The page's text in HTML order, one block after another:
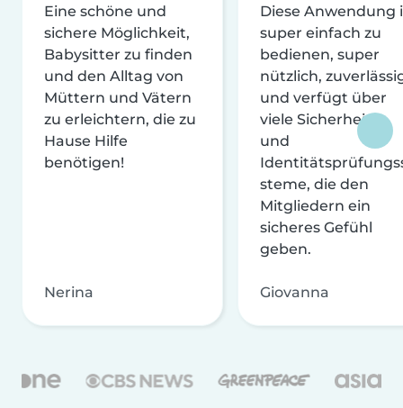
Eine schöne und
sichere Möglichkeit,
Babysitter zu finden
und den Alltag von
Müttern und Vätern
zu erleichtern, die zu
Hause Hilfe
benötigen!
Nerina
Diese Anwendung
super einfach zu
bedienen, super
nützlich,
und verfügt über
viele Sicherheits-
und
steme, die den
Mitgliedern ein
sicheres Gefühl
geben.
Giovanna